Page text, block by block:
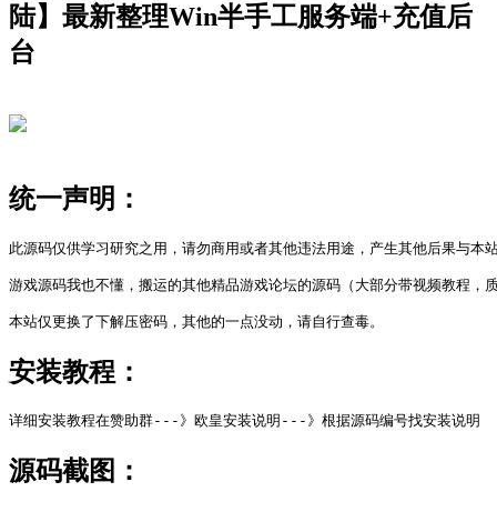
陆】最新整理Win半手工服务端+充值后
台
统一声明：
此源码仅供学习研究之用，请勿商用或者其他违法用途，产生其他后果与本
游戏源码我也不懂，搬运的其他精品游戏论坛的源码（大部分带视频教程，
本站仅更换了下解压密码，其他的一点没动，请自行查毒。
安装教程：
详细安装教程在赞助群---》欧皇安装说明---》根据源码编号找安装说明
源码截图：